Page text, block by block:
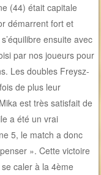
(44) était capitale
démarrent fort et
ensuite avec
par nos joueurs pour
Les doubles Freysz-
de plus leur
est très satisfait de
a été un vrai
5, le match a donc
». Cette victoire
caler à la 4ème